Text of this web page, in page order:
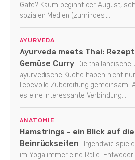
Gate? Kaum beginnt der August,
sozialen Medien (zumindest...
AYURVEDA
Ayurveda meets Thai:
Gemüse Curry Die thailändische
ayurvedische Küche haben nicht
liebevolle Zubereitung gemeinsam.
es eine interessante Verbindung...
ANATOMIE
Hamstrings – ein Blick auf
Beinrückseiten
Irgendwie
im Yoga immer eine Rolle.